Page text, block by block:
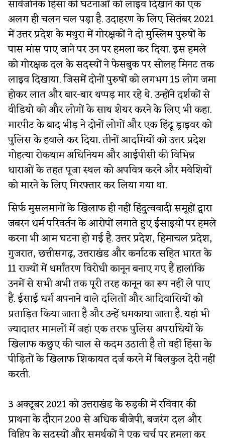
सार्वजनिक हिंसा की घटनाओं को लाइव दिखाने का एक
अलग ही चलन चल पड़ा है. उदाहरण के लिए सितंबर 2021
में उत्तर प्रदेश के मथुरा में गोरक्षकों ने दो मुस्लिम पुरुषों के
पास मांस पाए जाने पर उन पर हमला कर दिया. इस हमले
को गोरक्षक दल के सदस्यों ने फेसबुक पर सोलह मिनट तक
लाइव दिखाया. जिसमें दोनों पुरुषों को लगभग 15 लोग जमा
होकर लात और बार-बार थप्पड़ मार रहे थे. उन्होंने दर्शकों से
वीडियो को और लोगों के साथ शेयर करने के लिए भी कहा.
मारपीट के बाद भीड़ ने दोनों लोगों और एक हिंदू ड्राइवर को
पुलिस के हवाले कर दिया. तीनों आदमियों को उत्तर प्रदेश
गोहत्या रोकथाम अधिनियम और आईपीसी की विभिन्न
धाराओं के तहत पूजा स्थल को अपवित्र करने और मवेशियों
को मारने के लिए गिरफ्तार कर लिया गया था.
सिर्फ मुसलमानों के खिलाफ ही नहीं हिंदुत्ववादी समूहों द्वारा
जबरन धर्म परिवर्तन के आरोपों लगाते हुए ईसाइयों पर हमले
करना भी आम घटना हो गई है. उत्तर प्रदेश, हिमाचल प्रदेश,
गुजरात, छत्तीसगढ़, उत्तराखंड और कर्नाटक सहित भारत के
11 राज्यों में धर्मांतरण विरोधी कानून बनाए गए हैं हालांकि
उनमें से सभी अभी तक पूरी तरह कानून का रूप नहीं ले पाए
हैं. ईसाई धर्म अपनाने वाले दलितों और आदिवासियों को
प्रताड़ित किया जाता है और उन्हें धमकाया जाता है. यहां भी
ज्यादातर मामलों में जहां एक तरफ पुलिस अपराधियों के
खिलाफ कछुए की चाल से कदम उठाती है तो वहीं हिंसा के
पीड़ितों के खिलाफ शिकायत दर्ज करने में बिलकुल देरी नहीं
करती.
3 अक्टूबर 2021 को उत्तराखंड के रुड़की में रविवार की
प्राथना के दौरान 200 से अधिक बीजेपी, बजरंग दल और